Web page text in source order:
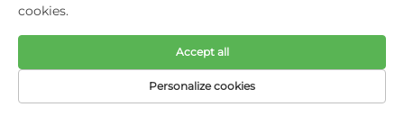
DOMOVSKÁ
PRODUKTY E-MAIL TEL
cookies.
Personalize cookies
Accept all